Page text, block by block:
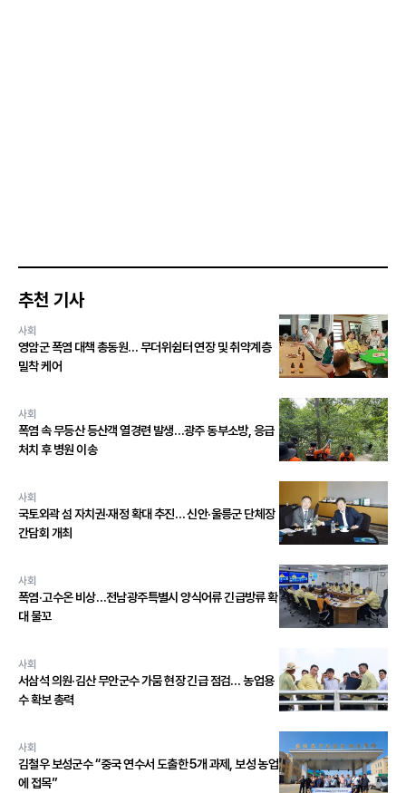
추천 기사
사회
영암군 폭염 대책 총동원… 무더위쉼터 연장 및 취약계층
밀착 케어
사회
폭염 속 무등산 등산객 열경련 발생…광주 동부소방, 응급
처치 후 병원 이송
사회
국토외곽 섬 자치권·재정 확대 추진… 신안·울릉군 단체장
간담회 개최
사회
폭염·고수온 비상…전남광주특별시 양식어류 긴급방류 확
대 물꼬
사회
서삼석 의원·김산 무안군수 가뭄 현장 긴급 점검… 농업용
수 확보 총력
사회
김철우 보성군수 “중국 연수서 도출한 5개 과제, 보성 농업
에 접목”